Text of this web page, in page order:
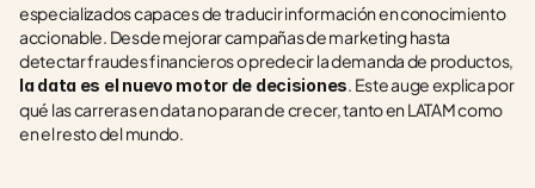
especializados capaces de traducir información en conocimiento
accionable. Desde mejorar campañas de marketing hasta
la data es el nuevo motor de decisiones. Este auge explica por
qué las carreras en data no paran de crecer, tanto en LATAM como
en el resto del mundo.